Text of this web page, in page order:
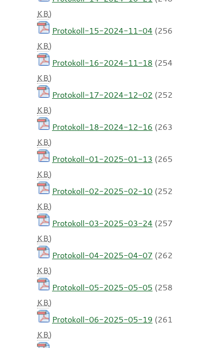
KB)
Protokoll-15-2024-11-04 (256
KB)
Protokoll-16-2024-11-18 (254
KB)
Protokoll-17-2024-12-02 (252
KB)
Protokoll-18-2024-12-16 (263
KB)
Protokoll-01-2025-01-13 (265
KB)
Protokoll-02-2025-02-10 (252
KB)
Protokoll-03-2025-03-24 (257
KB)
Protokoll-04-2025-04-07 (262
KB)
Protokoll-05-2025-05-05 (258
KB)
Protokoll-06-2025-05-19 (261
KB)